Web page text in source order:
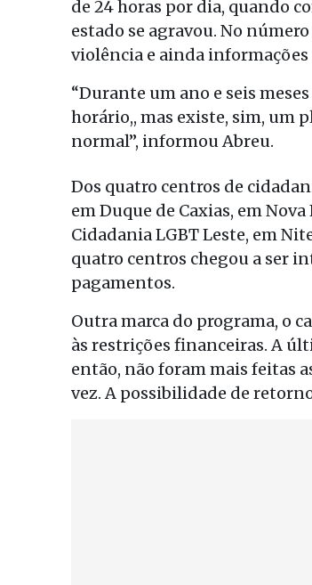
de 24 horas por dia, quando
estado se agravou. No
violência e ainda informações
“Durante um ano e seis
horário,, mas existe, sim, um
normal”, informou Abreu.
Dos quatro centros de
em Duque de Caxias, em
Cidadania LGBT Leste, em
quatro centros chegou a ser
pagamentos.
Outra marca do programa, o
às restrições financeiras. A
então, não foram mais feitas
vez. A possibilidade de